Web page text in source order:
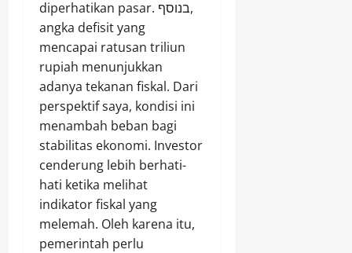
diperhatikan pasar. בנוסף,
angka defisit yang
mencapai ratusan triliun
rupiah menunjukkan
adanya tekanan fiskal. Dari
perspektif saya, kondisi ini
menambah beban bagi
stabilitas ekonomi. Investor
cenderung lebih berhati-
hati ketika melihat
indikator fiskal yang
melemah. Oleh karena itu,
pemerintah perlu